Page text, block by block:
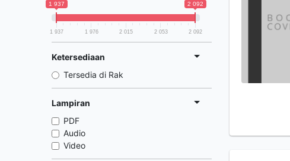
1 937 2 092
1 937 1 976 2 015 2 053 2 092
Ketersediaan
Tersedia di Rak
Lampiran
PDF
Audio
Video